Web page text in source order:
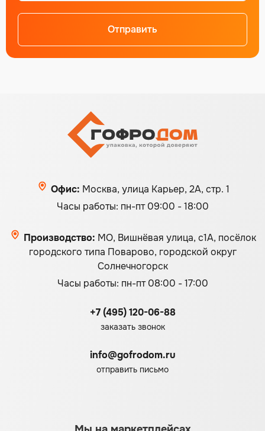
Отправить
Офис: Москва, улица Карьер, 2А, стр. 1
Часы работы: пн-пт 09:00 - 18:00
Производство: МО, Вишнёвая улица, с1А, посёлок
городского типа Поварово, городской округ
Солнечногорск
Часы работы: пн-пт 08:00 - 17:00
+7 (495) 120-06-88
заказать звонок
info@gofrodom.ru
отправить письмо